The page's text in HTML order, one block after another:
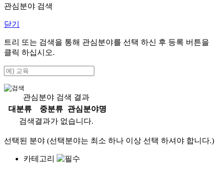
관심분야 검색
닫기
트리 또는 검색을 통해 관심분야를 선택 하신 후 등록 버튼을
클릭 하십시오.
관심분야 검색 결과
대분류
중분류
관심분야명
검색결과가 없습니다.
선택된 분야 (선택분야는 최소 하나 이상 선택 하셔야 합니다.)
카테고리